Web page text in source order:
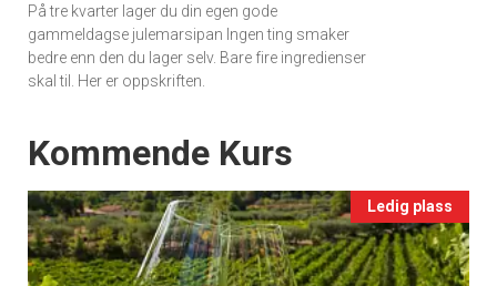
Vi tilbyr flere ukentlige nyhetsbrev. Du
kan fritt velge hvilke du ønsker å få
tilsendt.
Registrer deg
På tre kvarter lager du din egen gode
gammeldagse julemarsipan Ingen ting smaker
bedre enn den du lager selv. Bare fire ingredienser
skal til. Her er oppskriften.
Events
Kommende Kurs
Ledig plass